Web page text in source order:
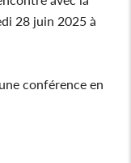
28 juin 2025 à
conférence en